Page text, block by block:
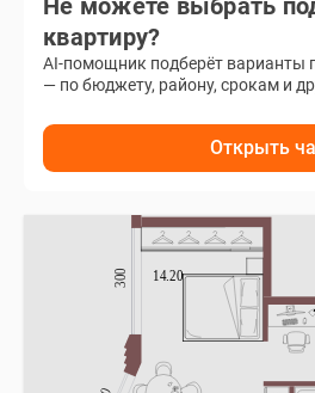
Не можете выбрать
квартиру?
AI-помощник подберёт варианты
— по бюджету, району, срокам и
Открыть